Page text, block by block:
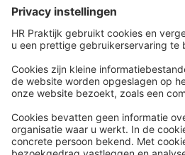
Snel naar
Nieuws
Whitepapers
Webinars
Word lid
Contact